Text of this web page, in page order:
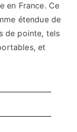
en France. Ce
étendue de
de pointe, tels
et